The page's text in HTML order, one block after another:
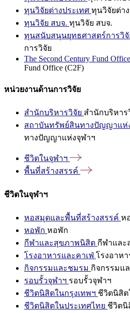
ทุนวิจัยต่างประเทศ ทุนวิจัยต่า
ทุนวิจัย สบจ. ทุนวิจัย สบจ.
ทุนสนับสนุนยุทธศาสตร์การวิจั
การวิจัย
The Second Century Fund
Fund Office (C2F)
หน่วยงานด้านการวิจัย
สำนักบริหารวิจัย สำนักบริหาร
สถาบันทรัพย์สินทางปัญญาแห่
ทางปัญญาแห่งจุฬาฯ
ชีวิตในจุฬาฯ
พื้นที่สร้างสรรค์
ชีวิตในจุฬาฯ
หอสมุดและพื้นที่สร้างสรรค์ ห
หอพัก หอพัก
กีฬาและสุขภาพนิสิต กีฬาแล
โรงอาหารและคาเฟ่ โรงอาหา
กิจกรรมและชมรม กิจกรรมแ
รอบรั้วจุฬาฯ รอบรั้วจุฬาฯ
ชีวิตนิสิตในกรุงเทพฯ ชีวิตนิสิต
ชีวิตนิสิตในประเทศไทย ชีวิตนิ